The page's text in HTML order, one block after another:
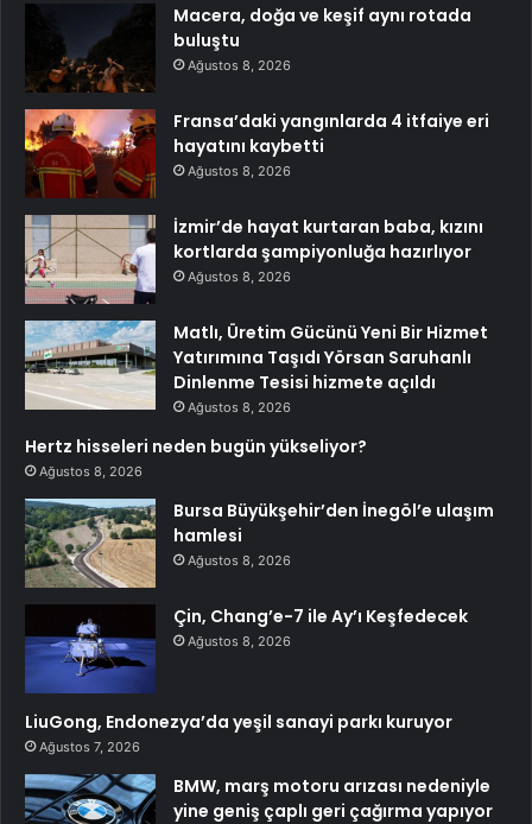
Macera, doğa ve keşif aynı rotada
buluştu
Ağustos 8, 2026
Fransa’daki yangınlarda 4 itfaiye eri
hayatını kaybetti
Ağustos 8, 2026
İzmir’de hayat kurtaran baba, kızını
kortlarda şampiyonluğa hazırlıyor
Ağustos 8, 2026
Matlı, Üretim Gücünü Yeni Bir Hizmet
Yatırımına Taşıdı Yörsan Saruhanlı
Dinlenme Tesisi hizmete açıldı
Ağustos 8, 2026
Hertz hisseleri neden bugün yükseliyor?
Ağustos 8, 2026
Bursa Büyükşehir’den İnegöl’e ulaşım
hamlesi
Ağustos 8, 2026
Çin, Chang’e-7 ile Ay’ı Keşfedecek
Ağustos 8, 2026
LiuGong, Endonezya’da yeşil sanayi parkı kuruyor
Ağustos 7, 2026
BMW, marş motoru arızası nedeniyle
yine geniş çaplı geri çağırma yapıyor